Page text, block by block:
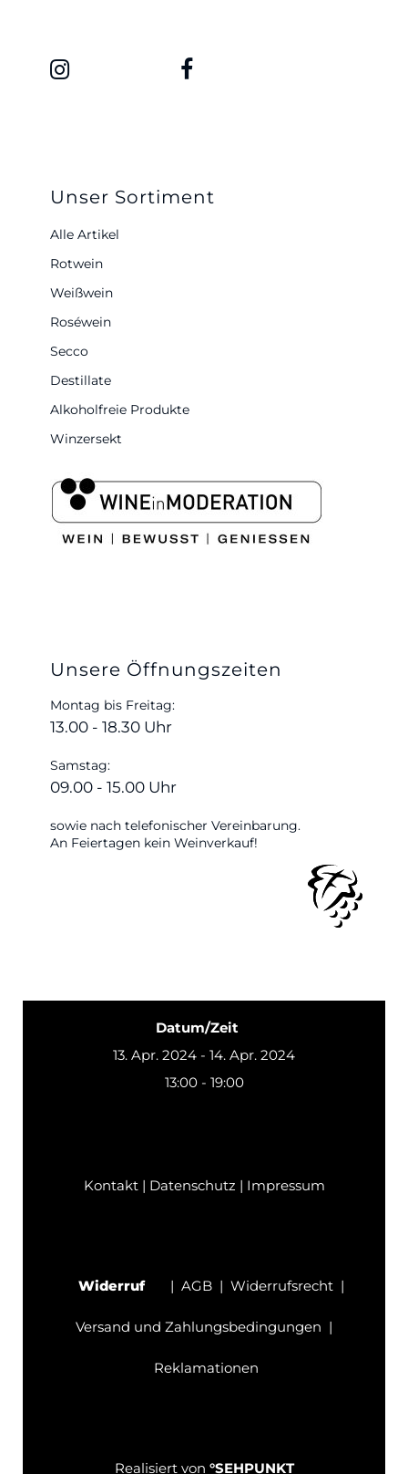
Unser Sortiment
Alle Artikel
Rotwein
Weißwein
Roséwein
Secco
Destillate
Alkoholfreie Produkte
Winzersekt
Unsere Öffnungszeiten
Montag bis Freitag:
13.00 - 18.30 Uhr
Samstag:
09.00 - 15.00 Uhr
sowie nach telefonischer Vereinbarung.
An Feiertagen kein Weinverkauf!
Datum/Zeit
13. Apr. 2024 - 14. Apr. 2024
13:00 - 19:00
Kontakt| Datenschutz | Impressum
Widerruf | AGB | Widerrufsrecht |
Versand und Zahlungsbedingungen |
Reklamationen
Realisiert von °SEHPUNKT